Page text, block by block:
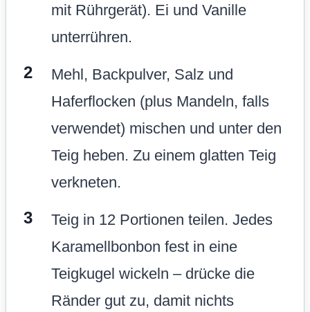
mit Rührgerät). Ei und Vanille
unterrühren.
Mehl, Backpulver, Salz und
Haferflocken (plus Mandeln, falls
verwendet) mischen und unter den
Teig heben. Zu einem glatten Teig
verkneten.
Teig in 12 Portionen teilen. Jedes
Karamellbonbon fest in eine
Teigkugel wickeln – drücke die
Ränder gut zu, damit nichts